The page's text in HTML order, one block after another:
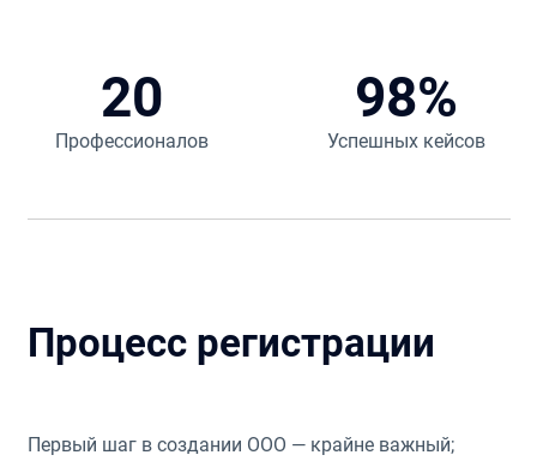
20
Профессионалов
98%
Успешных кейсов
Процесс регистрации
Первый шаг в создании ООО — крайне важный;